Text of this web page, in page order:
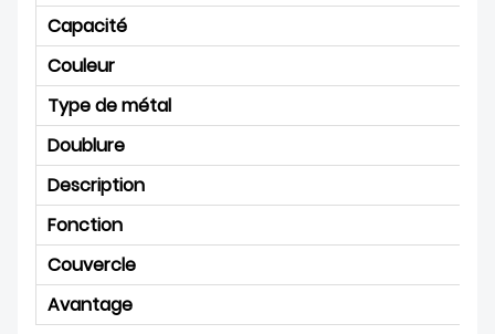
Capacité
Couleur
Type de métal
Doublure
Description
Fonction
Couvercle
Avantage